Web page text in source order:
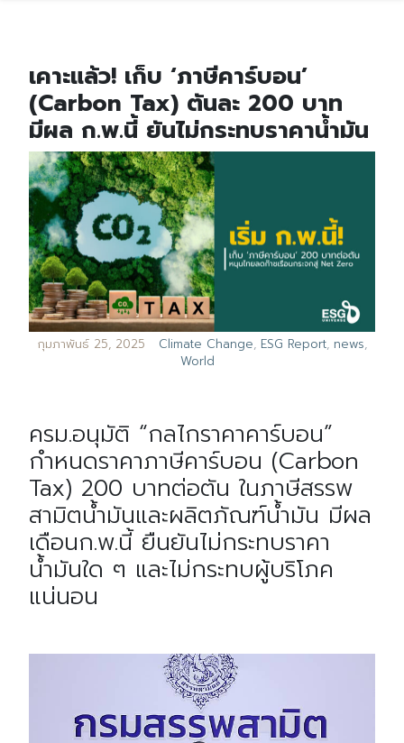
เคาะแล้ว! เก็บ ‘ภาษีคาร์บอน’
(Carbon Tax) ตันละ 200 บาท
มีผล ก.พ.นี้ ยันไม่กระทบราคาน้ำมัน
กุมภาพันธ์ 25, 2025 Climate Change, ESG Report, news,
World
ครม.อนุมัติ “กลไกราคาคาร์บอน”
กำหนดราคาภาษีคาร์บอน (Carbon
Tax) 200 บาทต่อตัน ในภาษีสรรพ
สามิตน้ำมันและผลิตภัณฑ์น้ำมัน มีผล
เดือนก.พ.นี้ ยืนยันไม่กระทบราคา
น้ำมันใด ๆ และไม่กระทบผู้บริโภค
แน่นอน